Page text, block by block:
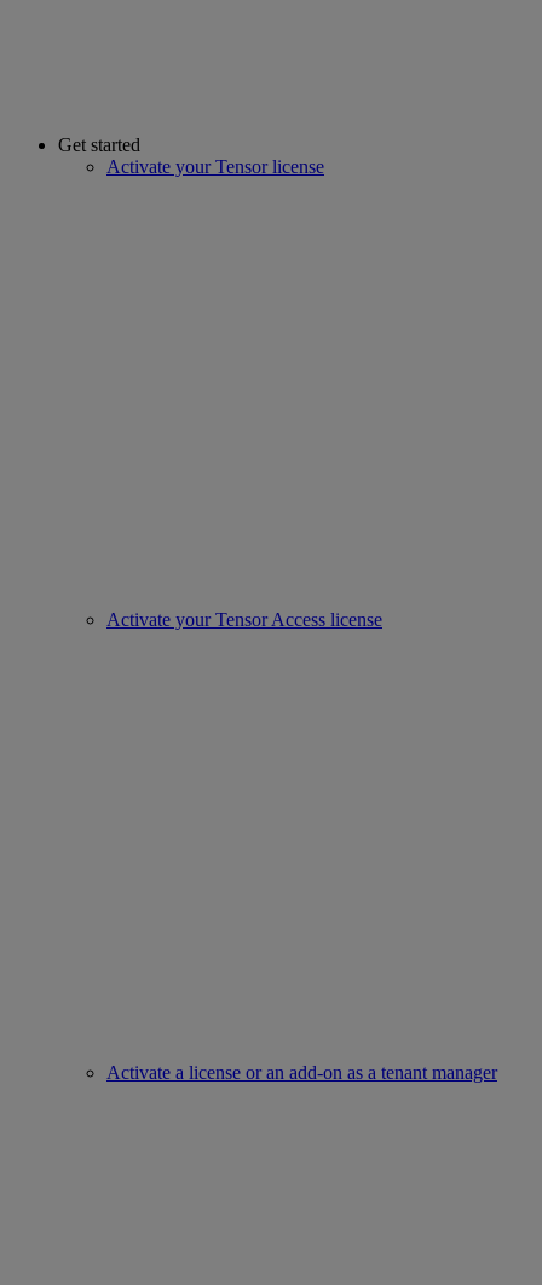
Get started
Activate your Tensor license
Activate your Tensor Access license
Activate a license or an add-on as a tenant manager